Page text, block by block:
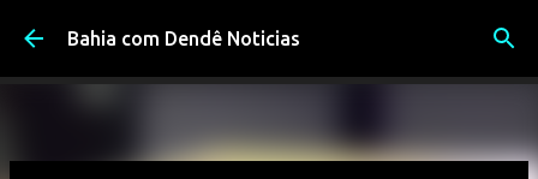
Pular para o conteúdo principal
Bahia com Dendê Noticias